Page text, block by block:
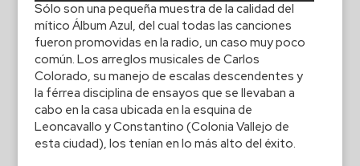
Sólo son una pequeña muestra de la calidad del
mítico Álbum Azul, del cual todas las canciones
fueron promovidas en la radio, un caso muy poco
común. Los arreglos musicales de Carlos
Colorado, su manejo de escalas descendentes y
la férrea disciplina de ensayos que se llevaban a
cabo en la casa ubicada en la esquina de
Leoncavallo y Constantino (Colonia Vallejo de
esta ciudad), los tenían en lo más alto del éxito.